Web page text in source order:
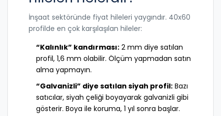
İnşaat sektöründe fiyat hileleri yaygındır. 40x60
profilde en çok karşılaşılan hileler:
“Kalınlık” kandırması: 2 mm diye satılan
profil, 1,6 mm olabilir. Ölçüm yapmadan satın
alma yapmayın.
“Galvanizli” diye satılan siyah profil: Bazı
satıcılar, siyah çeliği boyayarak galvanizli gibi
gösterir. Boya ile koruma, 1 yıl sonra başlar.